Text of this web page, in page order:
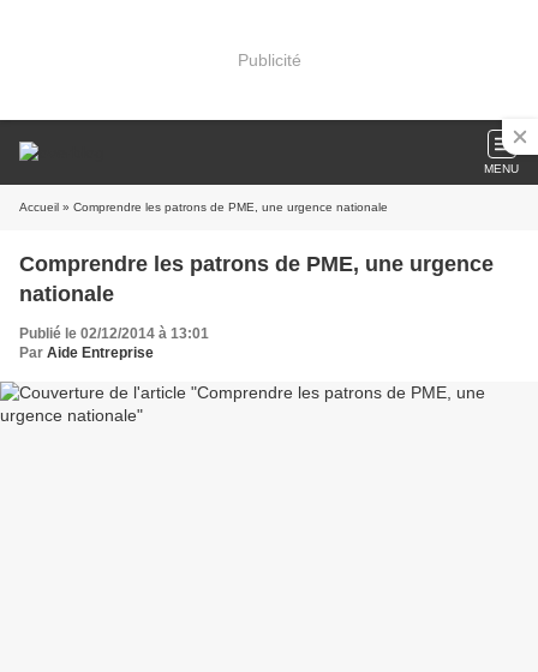
Publicité
MENU
Accueil » Comprendre les patrons de PME, une urgence nationale
Comprendre les patrons de PME, une urgence
nationale
Publié le 02/12/2014 à 13:01
Par Aide Entreprise